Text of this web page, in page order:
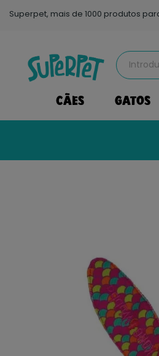
Superpet, mais de 1000 produtos
CÃES GATOS